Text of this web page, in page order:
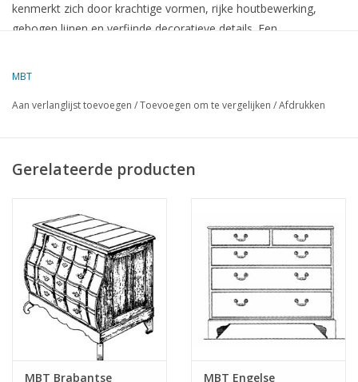
kenmerkt zich door krachtige vormen, rijke houtbewerking,
gebogen lijnen en verfijnde decoratieve details. Een
Tekeningnummer
45.18.011
Omschrijving
Kwaliteit
Moeilijkheidsgraad
Schaal
Aantal bladen A00
0
Aantal bladen A0
MBT
Aan verlanglijst toevoegen /Toevoegen om te vergelijken /Afdrukken
Gerelateerde producten
MBT Brabantse
MBT Engelse